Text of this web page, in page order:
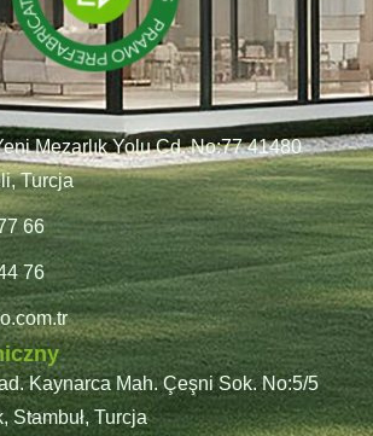
Mezarlık Yolu Cd. No:77 41480
Turcja
66
76
Kaynarca Mah. Çeşni Sok. No:5/5
Stambuł, Turcja